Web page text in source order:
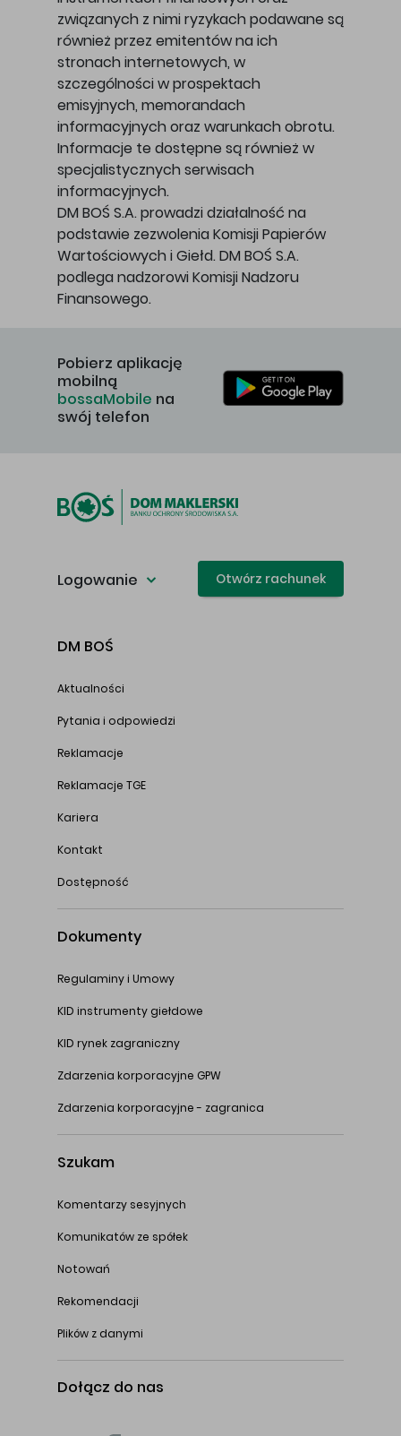
związanych z nimi ryzykach podawane są
również przez emitentów na ich
stronach internetowych, w
szczególności w prospektach
emisyjnych, memorandach
informacyjnych oraz warunkach obrotu.
Informacje te dostępne są również w
specjalistycznych serwisach
informacyjnych.
DM BOŚ S.A. prowadzi działalność na
podstawie zezwolenia Komisji Papierów
Wartościowych i Giełd. DM BOŚ S.A.
podlega nadzorowi Komisji Nadzoru
Finansowego.
Pobierz aplikację
mobilną
bossaMobile na
swój telefon
Logowanie Otwórz rachunek
DM BOŚ
Aktualności
Pytania i odpowiedzi
Reklamacje
Reklamacje TGE
Kariera
Kontakt
Dostępność
Dokumenty
Regulaminy i Umowy
KID instrumenty giełdowe
KID rynek zagraniczny
Zdarzenia korporacyjne GPW
Zdarzenia korporacyjne - zagranica
Szukam
Komentarzy sesyjnych
Komunikatów ze spółek
Notowań
Rekomendacji
Plików z danymi
Dołącz do nas